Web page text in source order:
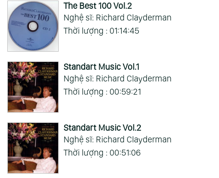
The Best 100 Vol.2
Nghệ sĩ: Richard Clayderman
Thời lượng : 01:14:45
Standart Music Vol.1
Nghệ sĩ: Richard Clayderman
Thời lượng : 00:59:21
Standart Music Vol.2
Nghệ sĩ: Richard Clayderman
Thời lượng : 00:51:06